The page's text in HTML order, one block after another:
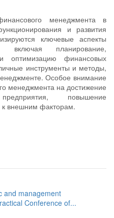
менеджмента в
и развития
ключевые аспекты
включая планирование,
оптимизацию финансовых
инструменты и методы,
Особое внимание
менеджмента на достижение
повышение
к внешним факторам.
and management
Conference of...